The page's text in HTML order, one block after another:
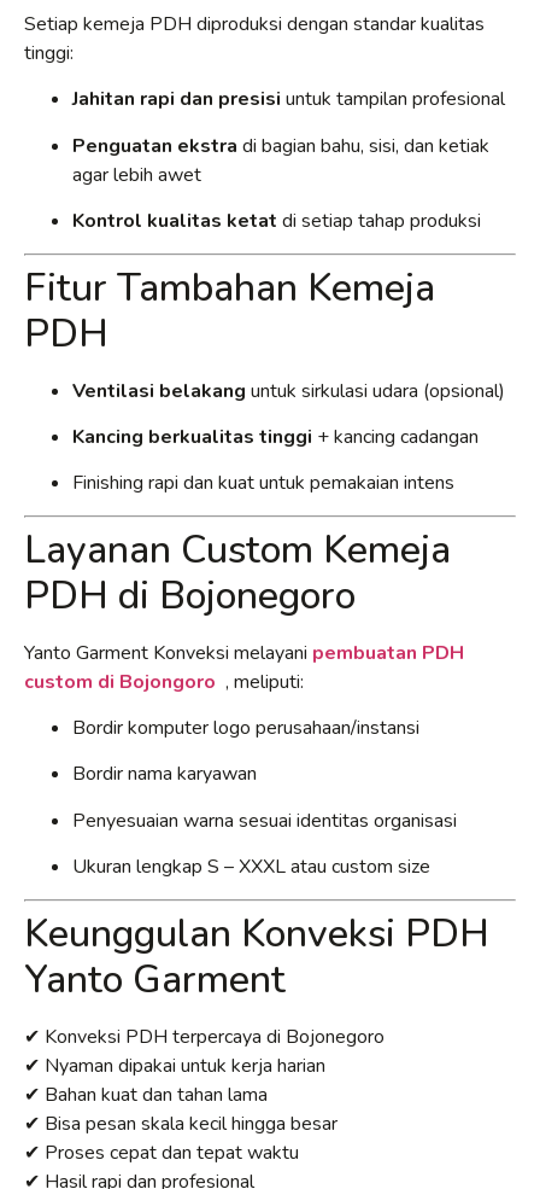
Setiap kemeja PDH diproduksi dengan standar kualitas
tinggi:
Jahitan rapi dan presisi untuk tampilan profesional
Penguatan ekstra di bagian bahu, sisi, dan ketiak
agar lebih awet
Kontrol kualitas ketat di setiap tahap produksi
Fitur Tambahan Kemeja
PDH
Ventilasi belakang untuk sirkulasi udara (opsional)
Kancing berkualitas tinggi + kancing cadangan
Finishing rapi dan kuat untuk pemakaian intens
Layanan Custom Kemeja
PDH di Bojonegoro
Yanto Garment Konveksi melayani pembuatan PDH
custom di Bojongoro , meliputi:
Bordir komputer logo perusahaan/instansi
Bordir nama karyawan
Penyesuaian warna sesuai identitas organisasi
Ukuran lengkap S – XXXL atau custom size
Keunggulan Konveksi PDH
Yanto Garment
✔ Konveksi PDH terpercaya di Bojonegoro
✔ Nyaman dipakai untuk kerja harian
✔ Bahan kuat dan tahan lama
✔ Bisa pesan skala kecil hingga besar
✔ Proses cepat dan tepat waktu
✔ Hasil rapi dan profesional